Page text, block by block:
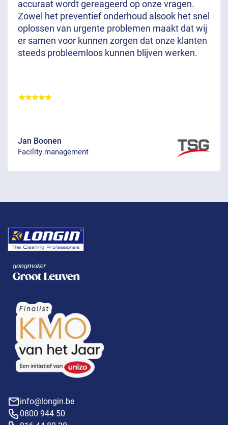
accuraat wordt gereageerd op onze vragen.
Zowel het preventief onderhoud alsook het snel
oplossen van urgente problemen maakt dat wij
er samen voor kunnen zorgen dat onze klanten
steeds probleemloos kunnen blijven werken.
Jan Boonen
Facility management
info@longin.be
0800 944 50